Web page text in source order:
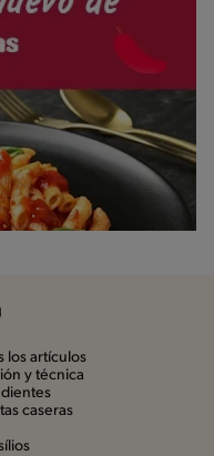
los artículos
y técnica
caseras